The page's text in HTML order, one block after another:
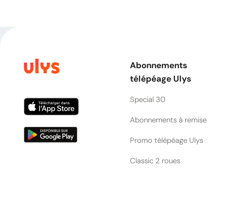
Abonnements
télépéage Ulys
Special 30
Abonnements à remise
Promo télépéage Ulys
Classic 2 roues